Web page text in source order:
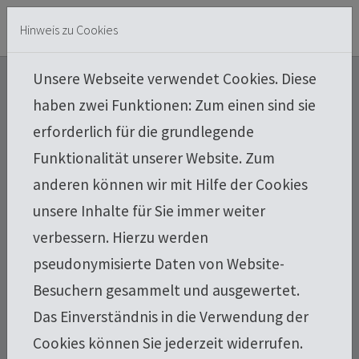
Skip to main content
Skip to page footer
Über uns
Ein Dach ist die Krone Ihres Hauses,
es ist entscheidend für das Erscheinungsbild und
die Schönheit des ganzen Gebäudes.
Hinweis zu Cookies
Unsere Webseite verwendet Cookies. Diese
haben zwei Funktionen: Zum einen sind sie
erforderlich für die grundlegende
Funktionalität unserer Website. Zum
anderen können wir mit Hilfe der Cookies
unsere Inhalte für Sie immer weiter
verbessern. Hierzu werden
pseudonymisierte Daten von Website-
Besuchern gesammelt und ausgewertet.
Das Einverständnis in die Verwendung der
Cookies können Sie jederzeit widerrufen.